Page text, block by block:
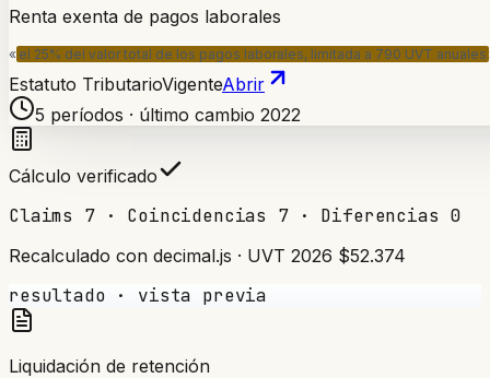
Renta exenta de pagos laborales
« el 25% del valor total de los pagos laborales, limitada a 790 UVT anuales
Estatuto TributarioVigenteAbrir
5 períodos · último cambio 2022
Cálculo verificado
Claims 7 · Coincidencias 7 · Diferencias 0
Recalculado con decimal.js · UVT 2026 $52.374
resultado · vista previa
Liquidación de retención